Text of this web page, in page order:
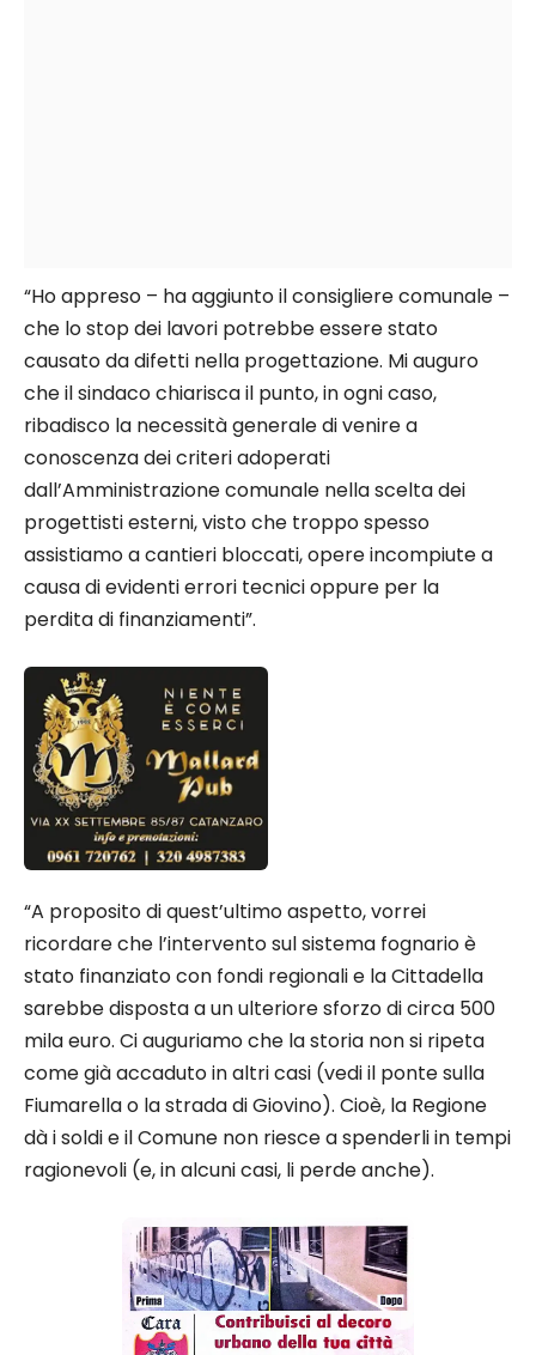
“Ho appreso – ha aggiunto il consigliere comunale –
che lo stop dei lavori potrebbe essere stato
causato da difetti nella progettazione. Mi auguro
che il sindaco chiarisca il punto, in ogni caso,
ribadisco la necessità generale di venire a
conoscenza dei criteri adoperati
dall’Amministrazione comunale nella scelta dei
progettisti esterni, visto che troppo spesso
assistiamo a cantieri bloccati, opere incompiute a
causa di evidenti errori tecnici oppure per la
perdita di finanziamenti”.
“A proposito di quest’ultimo aspetto, vorrei
ricordare che l’intervento sul sistema fognario è
stato finanziato con fondi regionali e la Cittadella
sarebbe disposta a un ulteriore sforzo di circa 500
mila euro. Ci auguriamo che la storia non si ripeta
come già accaduto in altri casi (vedi il ponte sulla
Fiumarella o la strada di Giovino). Cioè, la Regione
dà i soldi e il Comune non riesce a spenderli in tempi
ragionevoli (e, in alcuni casi, li perde anche).